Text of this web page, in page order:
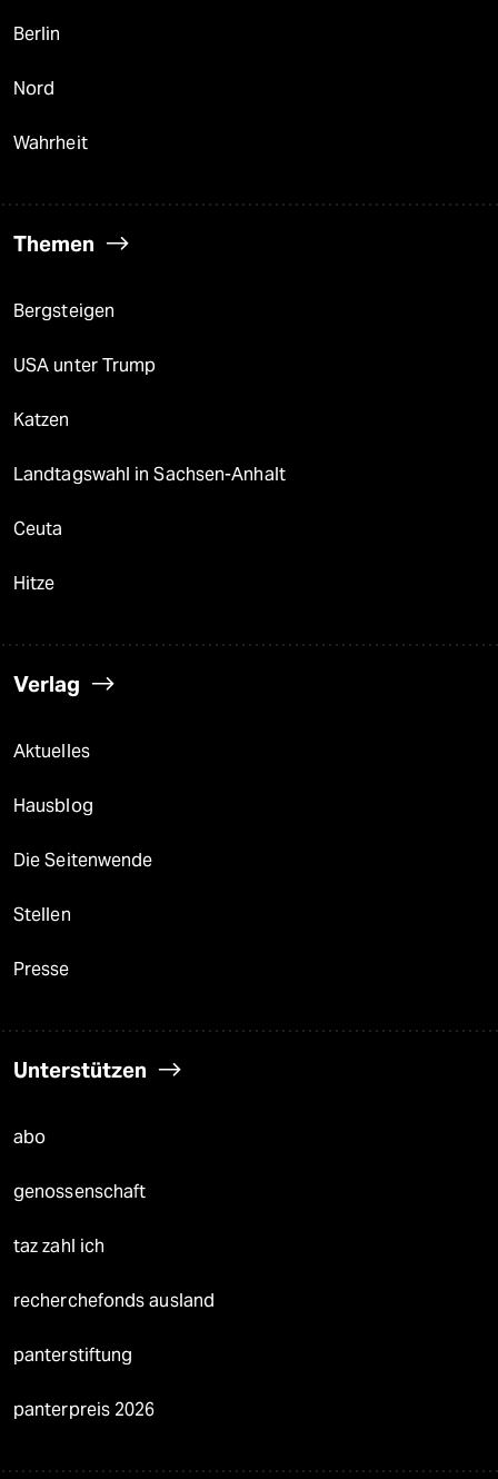
Berlin
Nord
Wahrheit
Themen
Bergsteigen
USA unter Trump
Katzen
Landtagswahl in Sachsen-Anhalt
Ceuta
Hitze
Verlag
Aktuelles
Hausblog
Die Seitenwende
Stellen
Presse
Unterstützen
abo
genossenschaft
taz zahl ich
recherchefonds ausland
panterstiftung
panterpreis 2026